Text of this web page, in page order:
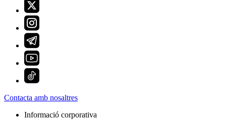
Contacta amb nosaltres
Informació corporativa